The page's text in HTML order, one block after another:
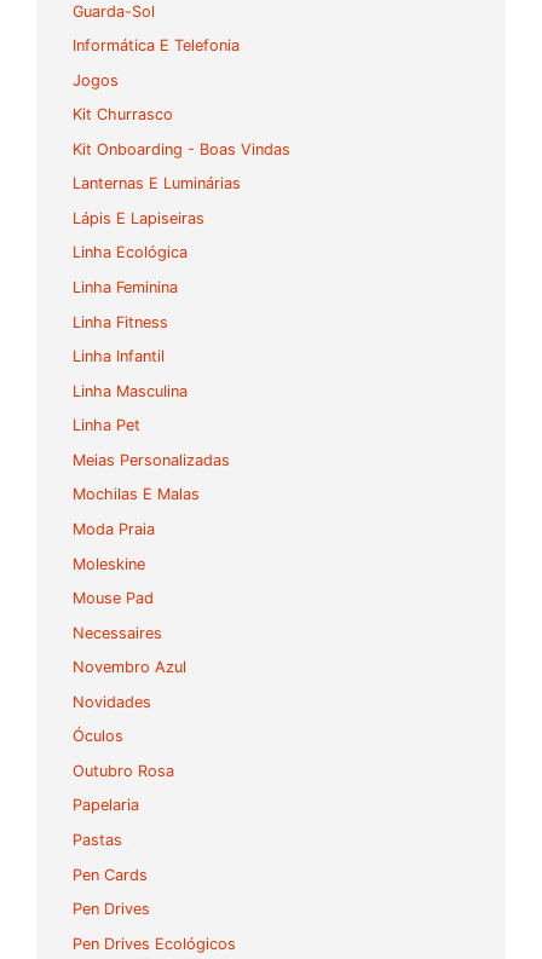
Guarda-Sol
Informática E Telefonia
Jogos
Kit Churrasco
Kit Onboarding - Boas Vindas
Lanternas E Luminárias
Lápis E Lapiseiras
Linha Ecológica
Linha Feminina
Linha Fitness
Linha Infantil
Linha Masculina
Linha Pet
Meias Personalizadas
Mochilas E Malas
Moda Praia
Moleskine
Mouse Pad
Necessaires
Novembro Azul
Novidades
Óculos
Outubro Rosa
Papelaria
Pastas
Pen Cards
Pen Drives
Pen Drives Ecológicos